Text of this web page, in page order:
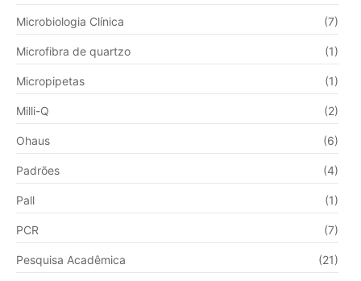
Microbiologia Clínica (7)
Microfibra de quartzo (1)
Micropipetas (1)
Milli-Q (2)
Ohaus (6)
Padrões (4)
Pall (1)
PCR (7)
Pesquisa Acadêmica (21)